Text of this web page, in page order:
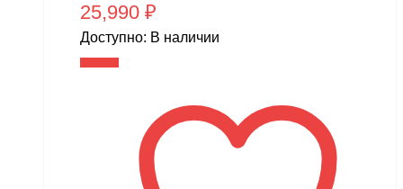
25,990 ₽
Доступно: В наличии